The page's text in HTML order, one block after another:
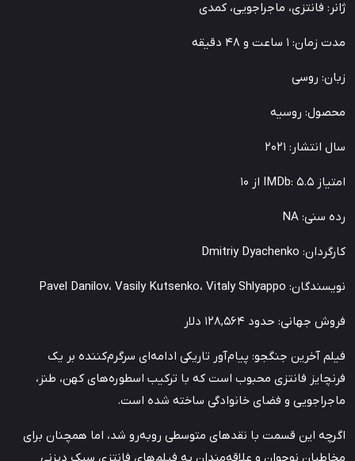
ژانر: فانتزی، ماجراجویی، کمدی
مدت زمان: ۱ ساعت و ۴۸ دقیقه
زبان: روسی
محصول: روسیه
سال انتشار: 2021
امتیاز IMDb: 5.5 از 10
رده سنی: NA
کارگردان: Dmitriy Dyachenko
نویسندگان: Pavel Danilov، Vasily Kutsenko، Vitaly Shlyappo
فروش جهانی: حدود 128,564 دلار
فیلم آخرین جنگجو: پیام‌آور تاریکی ادامه‌ای سرگرم‌کننده بر یک
فرنچایز فانتزی محبوب است که با ترکیب اسطوره‌های کهن، طنز،
ماجراجویی و فضای خانوادگی ساخته شده است.
اگرچه این قسمت با نقدهای متوسطی روبه‌رو شد، اما همچنان برای